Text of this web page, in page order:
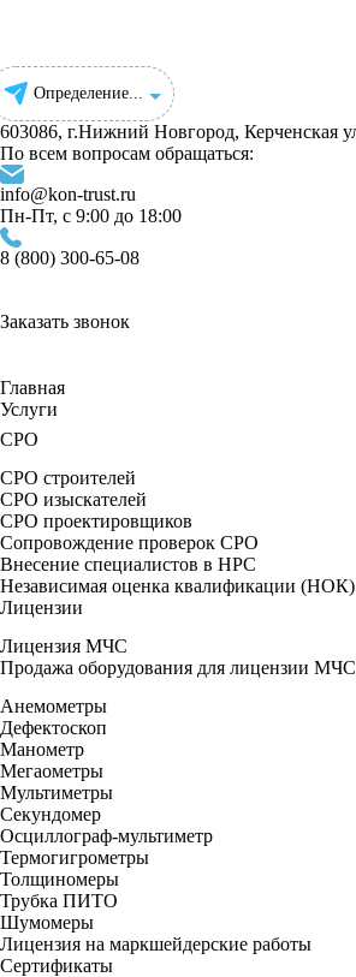
Определение...
603086, г.Нижний Новгород, Керченская
По всем вопросам обращаться:
info@kon-trust.ru
Пн-Пт, с 9:00 до 18:00
8 (800) 300-65-08
Заказать звонок
Главная
Услуги
СРО
СРО строителей
СРО изыскателей
СРО проектировщиков
Сопровождение проверок СРО
Внесение специалистов в НРС
Независимая оценка квалификации (НОК)
Лицензии
Лицензия МЧС
Продажа оборудования для лицензии МЧС
Анемометры
Дефектоскоп
Манометр
Мегаометры
Мультиметры
Секундомер
Осциллограф-мультиметр
Термогигрометры
Толщиномеры
Трубка ПИТО
Шумомеры
Лицензия на маркшейдерские работы
Сертификаты